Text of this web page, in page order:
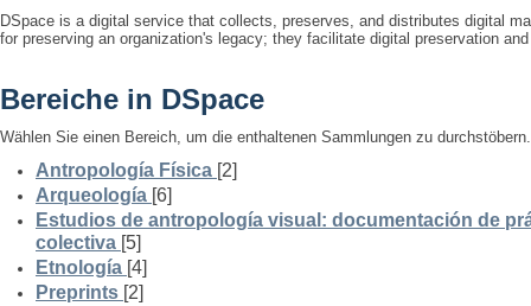
DSpace is a digital service that collects, preserves, and distributes digital
for preserving an organization's legacy; they facilitate digital preservation
Bereiche in DSpace
Wählen Sie einen Bereich, um die enthaltenen Sammlungen zu durchstöbern.
Antropología Física [2]
Arqueología [6]
Estudios de antropología visual: documentación de
colectiva [5]
Etnología [4]
Preprints [2]